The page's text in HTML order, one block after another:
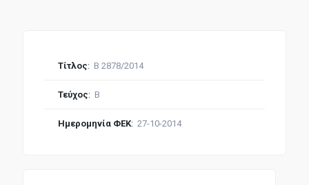
Τίτλος: Β 2878/2014
Τεύχος: Β
Ημερομηνία ΦΕΚ: 27-10-2014